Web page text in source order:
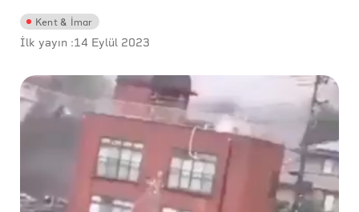
Kent & İmar
İlk yayın :14 Eylül 2023